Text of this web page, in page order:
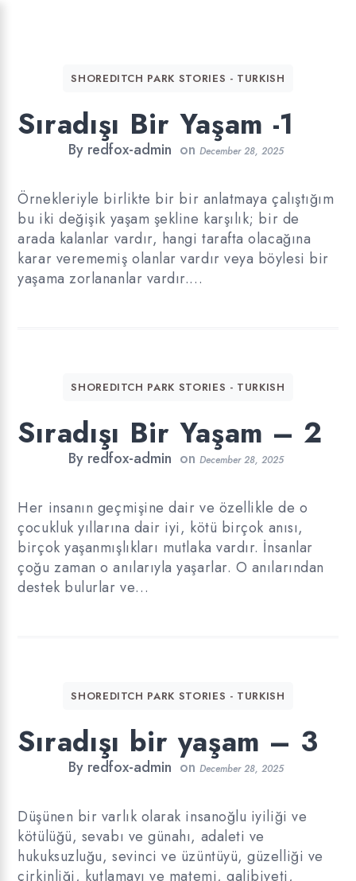
SHOREDITCH PARK STORIES - TURKISH
Sıradışı Bir Yaşam -1
By redfox-admin on December 28, 2025
Örnekleriyle birlikte bir bir anlatmaya çalıştığım
bu iki değişik yaşam şekline karşılık; bir de
arada kalanlar vardır, hangi tarafta olacağına
karar verememiş olanlar vardır veya böylesi bir
yaşama zorlananlar vardır.…
SHOREDITCH PARK STORIES - TURKISH
Sıradışı Bir Yaşam – 2
By redfox-admin on December 28, 2025
Her insanın geçmişine dair ve özellikle de o
çocukluk yıllarına dair iyi, kötü birçok anısı,
birçok yaşanmışlıkları mutlaka vardır. İnsanlar
çoğu zaman o anılarıyla yaşarlar. O anılarından
destek bulurlar ve…
SHOREDITCH PARK STORIES - TURKISH
Sıradışı bir yaşam – 3
By redfox-admin on December 28, 2025
Düşünen bir varlık olarak insanoğlu iyiliği ve
kötülüğü, sevabı ve günahı, adaleti ve
hukuksuzluğu, sevinci ve üzüntüyü, güzelliği ve
çirkinliği, kutlamayı ve matemi, galibiyeti,